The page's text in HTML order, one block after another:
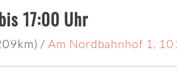
17:00 Uhr
/ Am Nordbahnhof 1,